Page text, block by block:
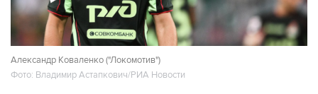
Александр Коваленко ("Локомотив")
Фото: Владимир Астапкович/РИА Новости